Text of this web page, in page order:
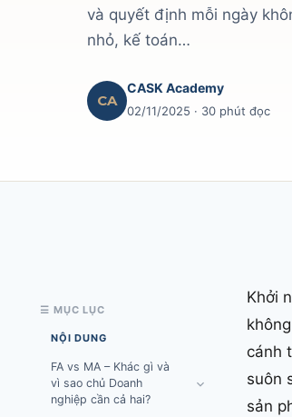
và quyết định mỗi ngày
nhỏ, kế toán…
CA
CASK Academy
02/11/2025 · 30 phút đọc
☰ MỤC LỤC
NỘI DUNG
FA vs MA – Khác gì và
vì sao chủ Doanh
nghiệp cần cả hai?
Khởi
cánh
suôn
sản